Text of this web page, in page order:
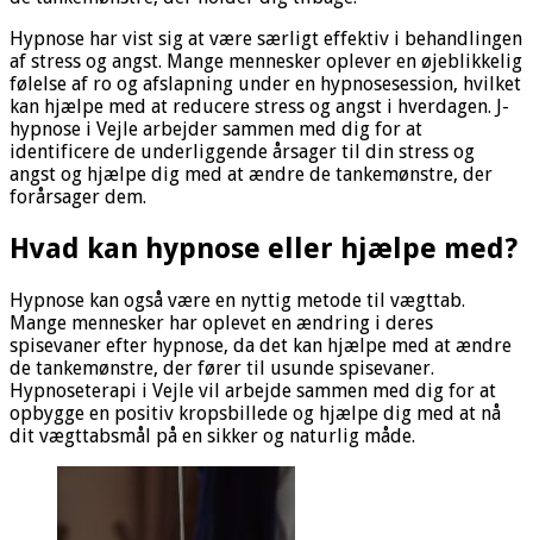
Hypnose har vist sig at være særligt effektiv i behandlingen
af stress og angst. Mange mennesker oplever en øjeblikkelig
følelse af ro og afslapning under en hypnosesession, hvilket
kan hjælpe med at reducere stress og angst i hverdagen. J-
hypnose i Vejle arbejder sammen med dig for at
identificere de underliggende årsager til din stress og
angst og hjælpe dig med at ændre de tankemønstre, der
forårsager dem.
Hvad kan hypnose eller hjælpe med?
Hypnose kan også være en nyttig metode til vægttab.
Mange mennesker har oplevet en ændring i deres
spisevaner efter hypnose, da det kan hjælpe med at ændre
de tankemønstre, der fører til usunde spisevaner.
Hypnoseterapi i Vejle vil arbejde sammen med dig for at
opbygge en positiv kropsbillede og hjælpe dig med at nå
dit vægttabsmål på en sikker og naturlig måde.